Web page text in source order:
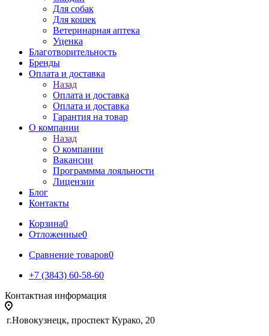
Для собак
Для кошек
Ветеринарная аптека
Уценка
Благотворительность
Бренды
Оплата и доставка
Назад
Оплата и доставка
Оплата и доставка
Гарантия на товар
О компании
Назад
О компании
Вакансии
Программма лояльности
Лицензии
Блог
Контакты
Корзина0
Отложенные0
Сравнение товаров0
+7 (3843) 60-58-60
Контактная информация
г.Новокузнецк, проспект Курако, 20